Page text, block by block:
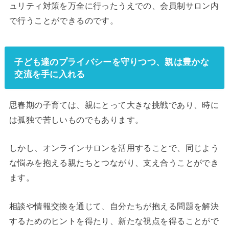
ュリティ対策を万全に行ったうえでの、会員制サロン内
で行うことができるのです。
子ども達のプライバシーを守りつつ、親は豊かな
交流を手に入れる
思春期の子育ては、親にとって大きな挑戦であり、時に
は孤独で苦しいものでもあります。
しかし、オンラインサロンを活用することで、同じよう
な悩みを抱える親たちとつながり、支え合うことができ
ます。
相談や情報交換を通じて、自分たちが抱える問題を解決
するためのヒントを得たり、新たな視点を得ることがで